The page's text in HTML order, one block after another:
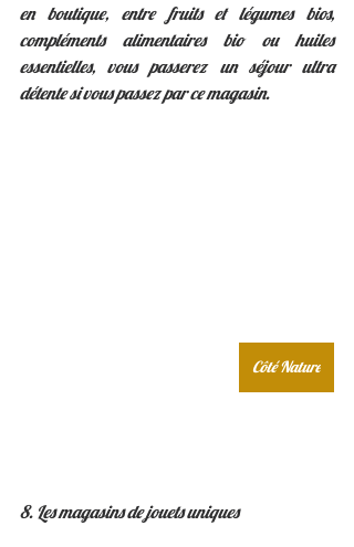
en boutique, entre fruits et légumes bios,
compléments alimentaires bio ou huiles
essentielles, vous passerez un séjour ultra
détente si vous passez par ce magasin.
Côté Nature
8. Les magasins de jouets uniques